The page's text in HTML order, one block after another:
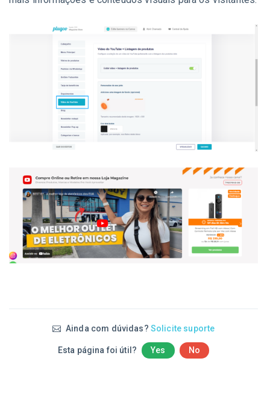
Ainda com dúvidas? Solicite suporte
Esta página foi útil? Yes No